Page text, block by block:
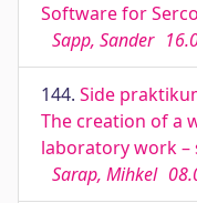
Software for
Sapp, Sander
144. Side
The creation of a
laboratory work
Sarap, Mihkel